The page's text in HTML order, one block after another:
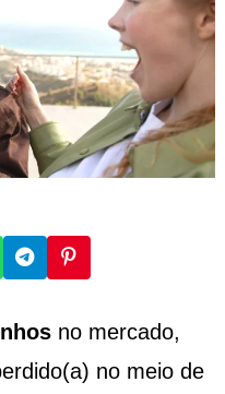
no mercado,
no meio de